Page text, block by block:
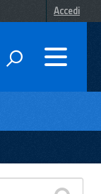
Accedi